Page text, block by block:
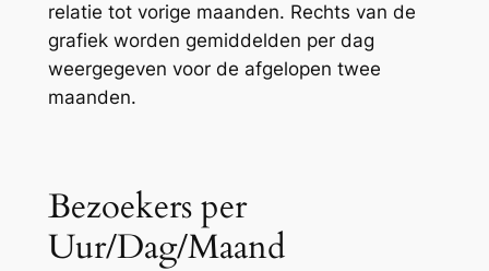
relatie tot vorige maanden. Rechts van de
grafiek worden gemiddelden per dag
weergegeven voor de afgelopen twee
maanden.
Bezoekers per
Uur/Dag/Maand